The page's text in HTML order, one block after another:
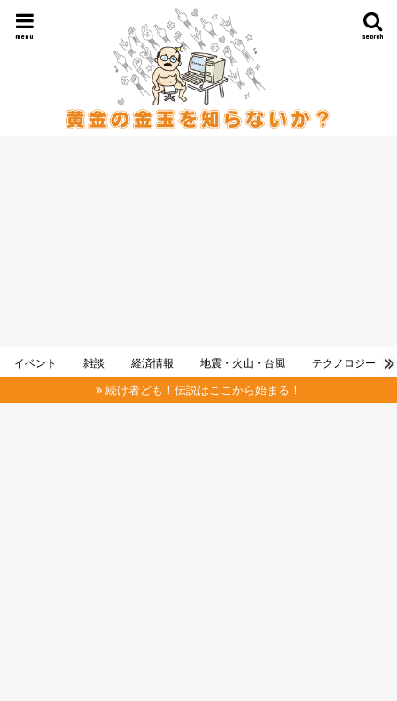
search
menu
イベント 雑談 経済情報 地震・火山・台風 テクノロジー
続け者ども！伝説はここから始まる！